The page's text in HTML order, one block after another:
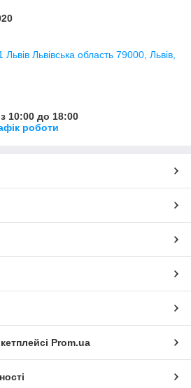
Львівська область 79000, Львів,
10:00 до 18:00
роботи
Prom.ua